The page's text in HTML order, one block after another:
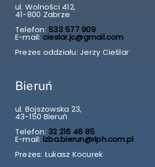
ul. Wolności 412,
41-800 Zabrze
Telefon: 533 577 909
E-mail: cieslar.jc@gmail.com
Prezes oddziału: Jerzy Cieślar
Bieruń
ul. Bojszowska 23,
43-150 Bieruń
Telefon: 32 216 46 85
E-mail: izba.bierun@riph.com.pl
Prezes: Łukasz Kocurek